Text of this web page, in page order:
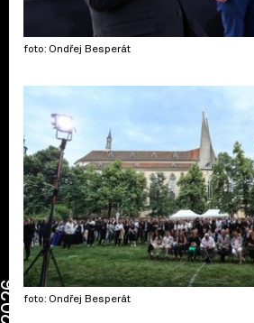
foto: Ondřej Besperát
foto: Ondřej Besperát
2026